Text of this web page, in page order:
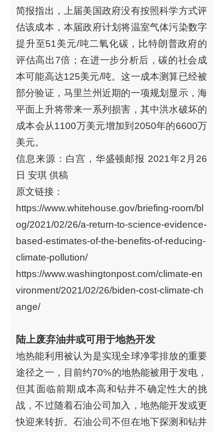
简报指出，上届美国政府没有按照科学方式评
估该成本，本届政府计划将温室气体污染数字
提升至51美元/吨二氧化碳，比特朗普政府的
评估高出7倍；在进一步分析后，碳的社会成
本可能高达125美元/吨。这一成本测算已经被
部分验证，马里兰州近期的一项规划显示，海
平面上升将带来一系列损害，其中洪水破坏的
成本会从1100万美元增加到2050年的6600万
美元。
信息来源：白宫，华盛顿邮报 2021年2月26
日 安琪 供稿
原文链接：
https://www.whitehouse.gov/briefing-room/bl
og/2021/02/26/a-return-to-science-evidence-
based-estimates-of-the-benefits-of-reducing-
climate-pollution/
https://www.washingtonpost.com/climate-en
vironment/2021/02/26/biden-cost-climate-ch
ange/
陆上废弃油井或可用于地热开发
地热能利用被认为是实现全球净零排放的重要
途径之一，目前约70%的地热能被用于发电，
但其面临前期成本高和钻井不确定性大的挑
战，不过随着石油公司加入，地热能开发或更
快迎来转折。石油公司不但在地下探测和钻井